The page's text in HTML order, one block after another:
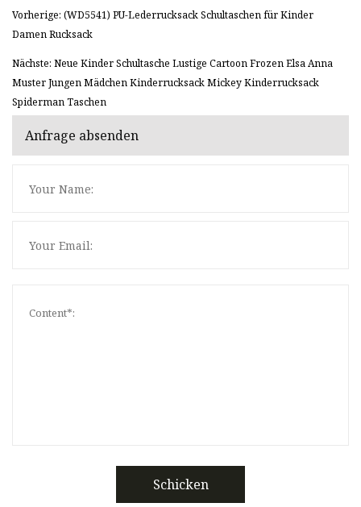
Vorherige: (WD5541) PU-Lederrucksack Schultaschen für Kinder
Damen Rucksack
Nächste: Neue Kinder Schultasche Lustige Cartoon Frozen Elsa Anna
Muster Jungen Mädchen Kinderrucksack Mickey Kinderrucksack
Spiderman Taschen
Anfrage absenden
Schicken